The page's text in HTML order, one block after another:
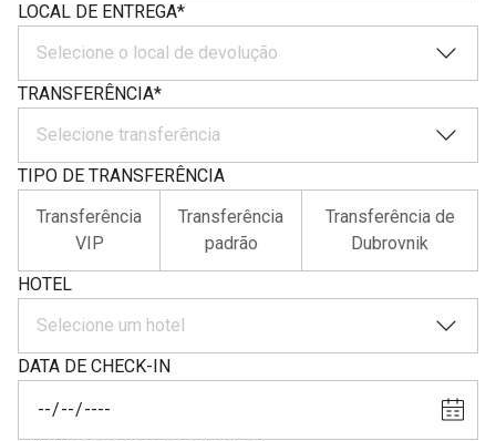
LOCAL DE ENTREGA*
Selecione o local de devolução
TRANSFERÊNCIA*
Selecione transferência
TIPO DE TRANSFERÊNCIA
Transferência
VIP
Transferência
padrão
Transferência de
Dubrovnik
HOTEL
Selecione um hotel
DATA DE CHECK-IN